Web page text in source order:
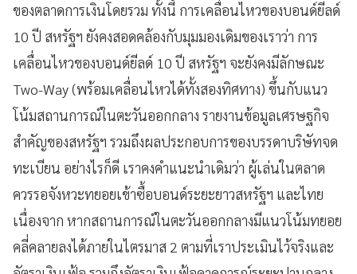
ของตลาดการเงินโดยรวม ทั้งนี้ การเคลื่อนไหวของบอนด์ยีลด์
10 ปี สหรัฐฯ ยังคงสอดคล้องกับมุมมองเดิมของเราว่า การ
เคลื่อนไหวของบอนด์ยีลด์ 10 ปี สหรัฐฯ จะยังคงมีลักษณะ
Two-Way (พร้อมเคลื่อนไหวได้ทั้งสองทิศทาง) ขึ้นกับแนว
โน้มสถานการณ์ในตะวันออกกลาง รายงานข้อมูลเศรษฐกิจ
สำคัญของสหรัฐฯ รวมถึงผลประกอบการของบรรดาบริษัทจด
ทะเบียน อย่างไรก็ดี เราคงคำแนะนำเดิมว่า ผู้เล่นในตลาด
ควรรอจังหวะทยอยเข้าซื้อบอนด์ระยะยาวสหรัฐฯ และไทย
เนื่องจาก หากสถานการณ์ในตะวันออกกลางมีแนวโน้มทยอย
คลี่คลายลงได้ภายในไตรมาส 2 ตามที่เราประเมินไว้จริงและ